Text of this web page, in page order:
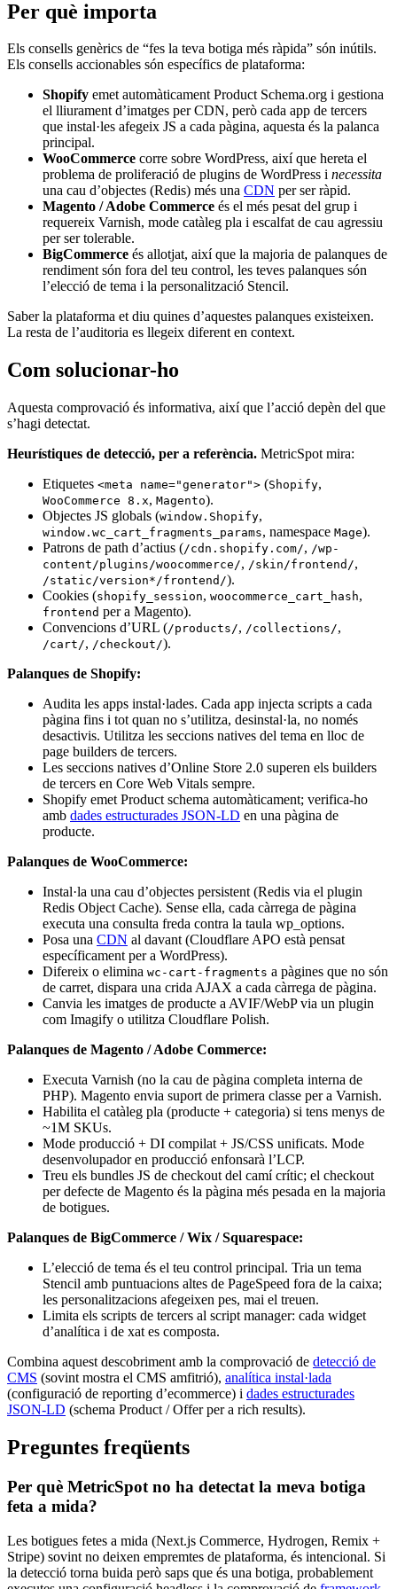
Per què importa
Els consells genèrics de “fes la teva botiga més ràpida” són inútils.
Els consells accionables són específics de plataforma:
Shopify emet automàticament Product Schema.org i gestiona
el lliurament d’imatges per CDN, però cada app de tercers
que instal·les afegeix JS a cada pàgina, aquesta és la palanca
principal.
WooCommerce corre sobre WordPress, així que hereta el
problema de proliferació de plugins de WordPress i necessita
una cau d’objectes (Redis) més una CDN per ser ràpid.
Magento / Adobe Commerce és el més pesat del grup i
requereix Varnish, mode catàleg pla i escalfat de cau agressiu
per ser tolerable.
BigCommerce és allotjat, així que la majoria de palanques de
rendiment són fora del teu control, les teves palanques són
l’elecció de tema i la personalització Stencil.
Saber la plataforma et diu quines d’aquestes palanques existeixen.
La resta de l’auditoria es llegeix diferent en context.
Com solucionar-ho
Aquesta comprovació és informativa, així que l’acció depèn del que
s’hagi detectat.
Heurístiques de detecció, per a referència. MetricSpot mira:
Etiquetes <meta name="generator"> (Shopify,
WooCommerce 8.x, Magento).
Objectes JS globals (window.Shopify,
window.wc_cart_fragments_params, namespace Mage).
Patrons de path d’actius (/cdn.shopify.com/, /wp-
content/plugins/woocommerce/, /skin/frontend/,
/static/version*/frontend/).
Cookies (shopify_session, woocommerce_cart_hash,
frontend per a Magento).
Convencions d’URL (/products/, /collections/,
/cart/, /checkout/).
Palanques de Shopify:
Audita les apps instal·lades. Cada app injecta scripts a cada
pàgina fins i tot quan no s’utilitza, desinstal·la, no només
desactivis. Utilitza les seccions natives del tema en lloc de
page builders de tercers.
Les seccions natives d’Online Store 2.0 superen els builders
de tercers en Core Web Vitals sempre.
Shopify emet Product schema automàticament; verifica-ho
amb dades estructurades JSON-LD en una pàgina de
producte.
Palanques de WooCommerce:
Instal·la una cau d’objectes persistent (Redis via el plugin
Redis Object Cache). Sense ella, cada càrrega de pàgina
executa una consulta freda contra la taula wp_options.
Posa una CDN al davant (Cloudflare APO està pensat
específicament per a WordPress).
Difereix o elimina wc-cart-fragments a pàgines que no són
de carret, dispara una crida AJAX a cada càrrega de pàgina.
Canvia les imatges de producte a AVIF/WebP via un plugin
com Imagify o utilitza Cloudflare Polish.
Palanques de Magento / Adobe Commerce:
Executa Varnish (no la cau de pàgina completa interna de
PHP). Magento envia suport de primera classe per a Varnish.
Habilita el catàleg pla (producte + categoria) si tens menys de
~1M SKUs.
Mode producció + DI compilat + JS/CSS unificats. Mode
desenvolupador en producció enfonsarà l’LCP.
Treu els bundles JS de checkout del camí crític; el checkout
per defecte de Magento és la pàgina més pesada en la majoria
de botigues.
Palanques de BigCommerce / Wix / Squarespace:
L’elecció de tema és el teu control principal. Tria un tema
Stencil amb puntuacions altes de PageSpeed fora de la caixa;
les personalitzacions afegeixen pes, mai el treuen.
Limita els scripts de tercers al script manager: cada widget
d’analítica i de xat es composta.
Combina aquest descobriment amb la comprovació de detecció de
CMS (sovint mostra el CMS amfitrió), analítica instal·lada
(configuració de reporting d’ecommerce) i dades estructurades
JSON-LD (schema Product / Offer per a rich results).
Preguntes freqüents
Per què MetricSpot no ha detectat la meva botiga
feta a mida?
Les botigues fetes a mida (Next.js Commerce, Hydrogen, Remix +
Stripe) sovint no deixen empremtes de plataforma, és intencional. Si
la detecció torna buida però saps que és una botiga, probablement